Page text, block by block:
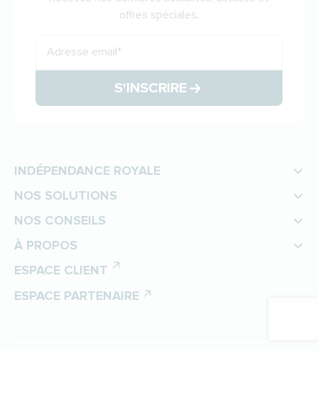
offres spéciales.
Adresse email*
S'INSCRIRE
INDÉPENDANCE ROYALE
NOS SOLUTIONS
NOS CONSEILS
À PROPOS
ESPACE CLIENT
ESPACE PARTENAIRE